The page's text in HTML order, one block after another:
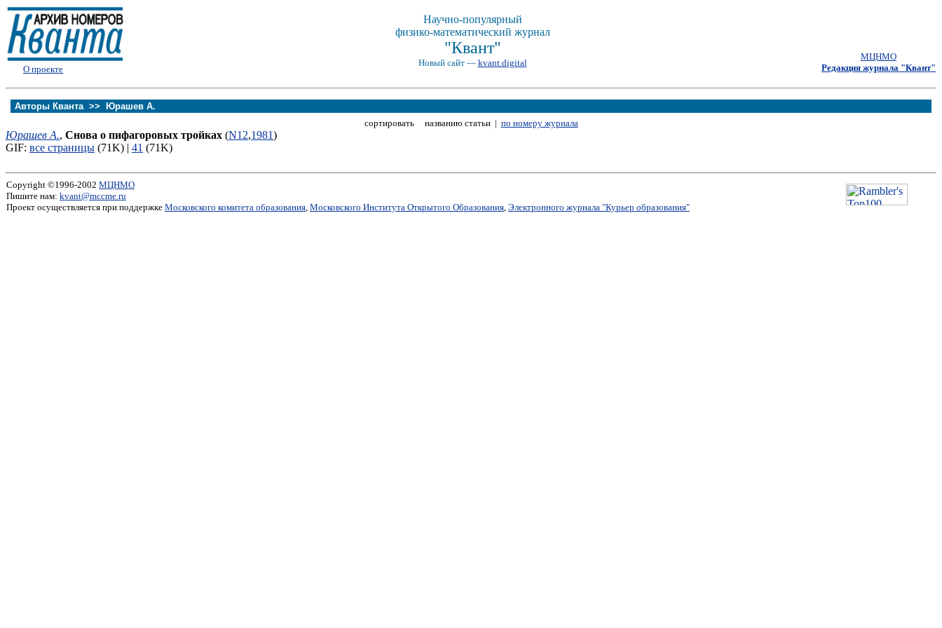
О проекте
Научно-популярный
физико-математический журнал
"Квант"
Новый сайт — kvant.digital
МЦНМО
Редакция журнала "Квант"
Авторы Кванта >>
Юрашев А.
сортировать названию статьи | по номеру журнала
Юрашев А., Снова о пифагоровых тройках (N12,1981)
GIF: все страницы (71K) | 41 (71K)
Copyright ©1996-2002 МЦНМО
Пишите нам: kvant@mccme.ru
Проект осуществляется при поддержке Московского комитета образования, Московского Института Открытого Образования, Электронного журнала "Курьер образования"